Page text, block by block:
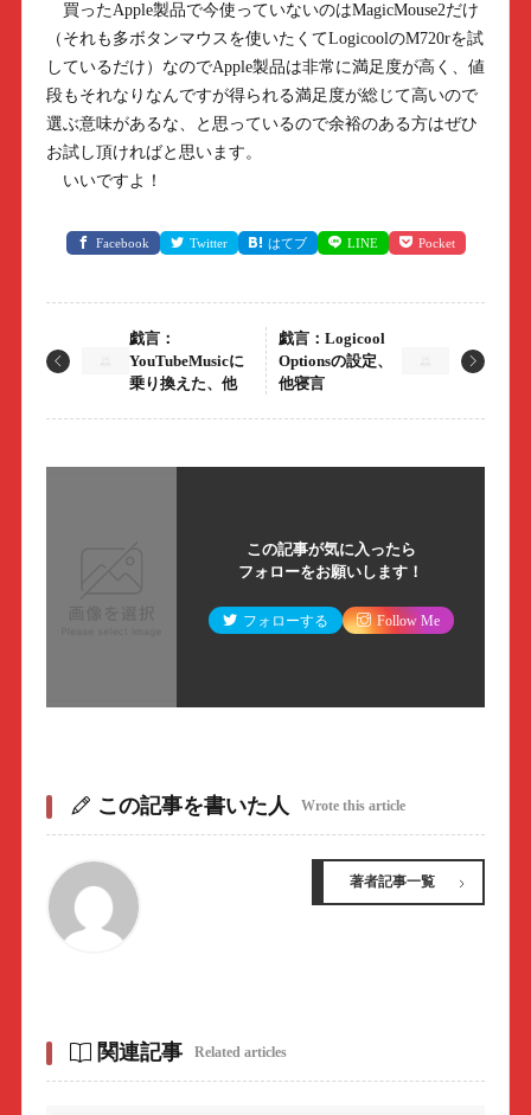
買ったApple製品で今使っていないのはMagicMouse2だけ
（それも多ボタンマウスを使いたくてLogicoolのM720rを試
しているだけ）なのでApple製品は非常に満足度が高く、値
段もそれなりなんですが得られる満足度が総じて高いので
選ぶ意味があるな、と思っているので余裕のある方はぜひ
お試し頂ければと思います。
いいですよ！
Facebook Twitter はてブ LINE Pocket
戯言：
YouTubeMusicに
乗り換えた、他
戯言：Logicool
Optionsの設定、
他寝言
この記事が気に入ったら
フォローをお願いします！
フォローする Follow Me
この記事を書いた人 Wrote this article
著者記事一覧
関連記事 Related articles